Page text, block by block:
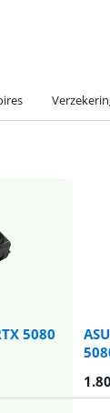
5080